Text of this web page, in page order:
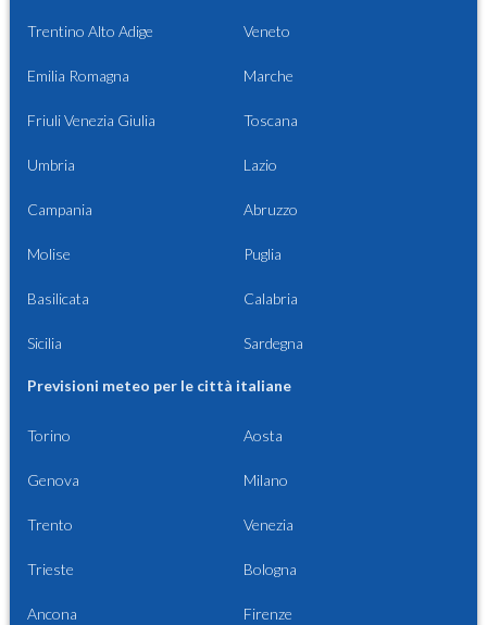
Trentino Alto Adige Veneto
Emilia Romagna Marche
Friuli Venezia Giulia Toscana
Umbria Lazio
Campania Abruzzo
Molise Puglia
Basilicata Calabria
Sicilia Sardegna
Previsioni meteo per le città italiane
Torino Aosta
Genova Milano
Trento Venezia
Trieste Bologna
Ancona Firenze